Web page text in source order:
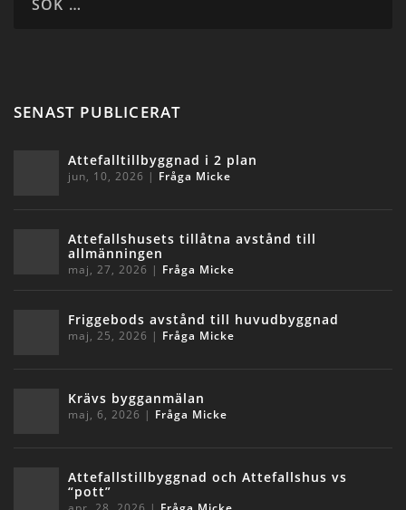
SENAST PUBLICERAT
Attefalltillbyggnad i 2 plan
jun, 10, 2026 | Fråga Micke
Attefallshusets tillåtna avstånd till
allmänningen
maj, 27, 2026 | Fråga Micke
Friggebods avstånd till huvudbyggnad
maj, 25, 2026 | Fråga Micke
Krävs bygganmälan
maj, 6, 2026 | Fråga Micke
Attefallstillbyggnad och Attefallshus vs
“pott”